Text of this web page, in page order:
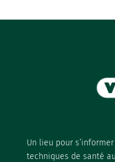
Un lieu pour
techniques de santé